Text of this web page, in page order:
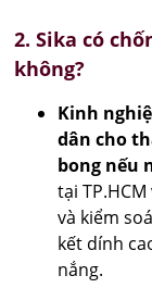
2. Sika có
không?
Kinh
dân cho
bong nếu
tại
và kiểm
kết dính
nắng.